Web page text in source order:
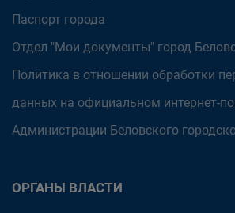
Паспорт города
Отдел "Мои документы" город
Политика в отношении обработки
данных на официальном интернет-
Администрации Беловского
ОРГАНЫ ВЛАСТИ